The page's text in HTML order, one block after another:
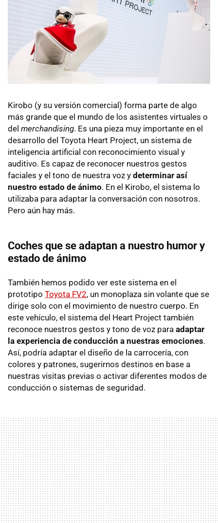
Kirobo (y su versión comercial) forma parte de algo
más grande que el mundo de los asistentes virtuales o
del merchandising. Es una pieza muy importante en el
desarrollo del Toyota Heart Project, un sistema de
inteligencia artificial con reconocimiento visual y
auditivo. Es capaz de reconocer nuestros gestos
faciales y el tono de nuestra voz y determinar así
nuestro estado de ánimo. En el Kirobo, el sistema lo
utilizaba para adaptar la conversación con nosotros.
Pero aún hay más.
Coches que se adaptan a nuestro humor y
estado de ánimo
También hemos podido ver este sistema en el
prototipo Toyota FV2, un monoplaza sin volante que se
dirige solo con el movimiento de nuestro cuerpo. En
este vehículo, el sistema del Heart Project también
reconoce nuestros gestos y tono de voz para adaptar
la experiencia de conducción a nuestras emociones.
Así, podría adaptar el diseño de la carrocería, con
colores y patrones, sugerirnos destinos en base a
nuestras visitas previas o activar diferentes modos de
conducción o sistemas de seguridad.